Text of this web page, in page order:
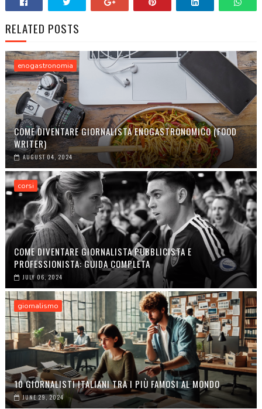
RELATED POSTS
enogastronomia
COME DIVENTARE GIORNALISTA ENOGASTRONOMICO (FOOD
WRITER)
AUGUST 04, 2024
corsi
COME DIVENTARE GIORNALISTA PUBBLICISTA E
PROFESSIONISTA: GUIDA COMPLETA
JULY 06, 2024
giornalismo
10 GIORNALISTI ITALIANI TRA I PIÙ FAMOSI AL MONDO
JUNE 29, 2024